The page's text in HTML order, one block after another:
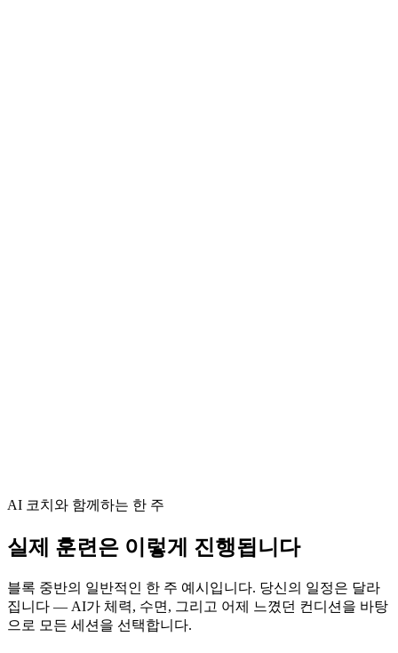
AI 코치와 함께하는 한 주
실제 훈련은 이렇게 진행됩니다
블록 중반의 일반적인 한 주 예시입니다. 당신의 일정은 달라
집니다 — AI가 체력, 수면, 그리고 어제 느꼈던 컨디션을 바탕
으로 모든 세션을 선택합니다.